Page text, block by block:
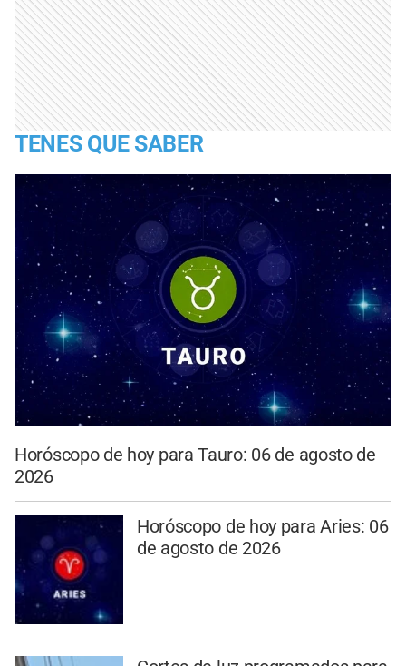
TENES QUE SABER
Horóscopo de hoy para Tauro: 06 de agosto de
2026
Horóscopo de hoy para Aries: 06
de agosto de 2026